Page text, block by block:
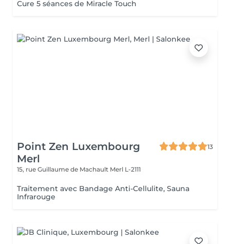
Cure 5 séances de Miracle Touch
Point Zen Luxembourg
Merl
13
15, rue Guillaume de Machault Merl L-2111
Traitement avec Bandage Anti-Cellulite, Sauna
Infrarouge